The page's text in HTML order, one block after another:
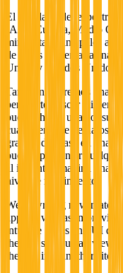
El otro lado del espectro
(Asia, Europa, Medio
minoristas principales a
de datos alimentarias
Unido y Estados Unidos.
También traeremos una
permitirte buscar
puedes hacer una
cualquier base de datos
gramos de grasa en una
puedes preguntar
al instante, imagina una
nivel de rendimiento.
We're writing new
apps as well as
intuitive flows and UI
the app so you can view
the app into another site.